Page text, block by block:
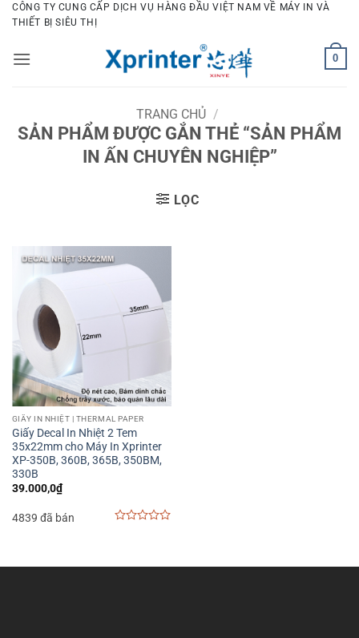
Bỏ
qua
dung
CÔNG TY CUNG CẤP DỊCH VỤ HÀNG ĐẦU VIỆT NAM VỀ MÁY IN VÀ
THIẾT BỊ SIÊU THỊ
0
TRANG CHỦ /
SẢN PHẨM ĐƯỢC GẮN THẺ “SẢN PHẨM
IN ẤN CHUYÊN NGHIỆP”
LỌC
GIẤY IN NHIỆT | THERMAL PAPER
Giấy Decal In Nhiệt 2 Tem
35x22mm cho Máy In Xprinter
XP-350B, 360B, 365B, 350BM,
330B
39.000,0₫
4839 đã bán
5